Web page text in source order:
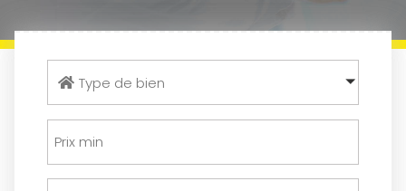
Type de bien